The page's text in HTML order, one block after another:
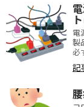
電
製
必
記